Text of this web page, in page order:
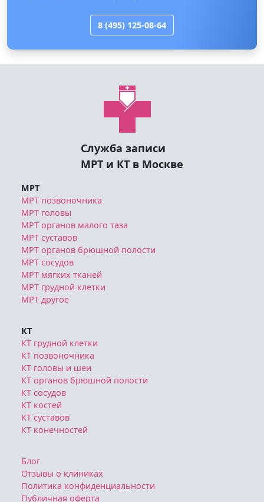
8 (495) 125-08-64
Служба записи
МРТ и КТ в Москве
МРТ
МРТ позвоночника
МРТ головы
МРТ органов малого таза
МРТ суставов
МРТ органов брюшной полости
МРТ сосудов
МРТ мягких тканей
МРТ грудной клетки
МРТ другое
КТ
КТ грудной клетки
КТ позвоночника
КТ головы и шеи
КТ органов брюшной полости
КТ сосудов
КТ костей
КТ суставов
КТ конечностей
Блог
Отзывы о клиниках
Политика конфиденциальности
Публичная оферта